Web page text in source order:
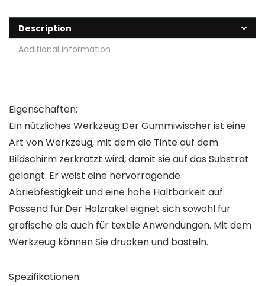
Description
Additional information
Eigenschaften:
Ein nützliches Werkzeug:Der Gummiwischer ist eine
Art von Werkzeug, mit dem die Tinte auf dem
Bildschirm zerkratzt wird, damit sie auf das Substrat
gelangt. Er weist eine hervorragende
Abriebfestigkeit und eine hohe Haltbarkeit auf.
Passend für:Der Holzrakel eignet sich sowohl für
grafische als auch für textile Anwendungen. Mit dem
Werkzeug können Sie drucken und basteln.
Spezifikationen: